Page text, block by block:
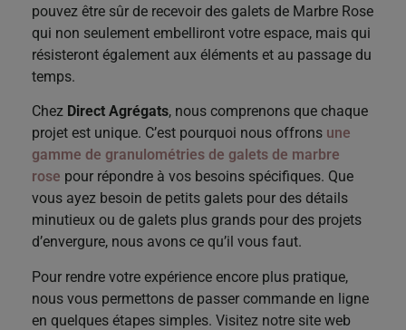
pouvez être sûr de recevoir des galets de Marbre Rose
qui non seulement embelliront votre espace, mais qui
résisteront également aux éléments et au passage du
temps.
Chez Direct Agrégats, nous comprenons que chaque
projet est unique. C’est pourquoi nous offrons une
gamme de granulométries de galets de marbre
rose pour répondre à vos besoins spécifiques. Que
vous ayez besoin de petits galets pour des détails
minutieux ou de galets plus grands pour des projets
d’envergure, nous avons ce qu’il vous faut.
Pour rendre votre expérience encore plus pratique,
nous vous permettons de passer commande en ligne
en quelques étapes simples. Visitez notre site web